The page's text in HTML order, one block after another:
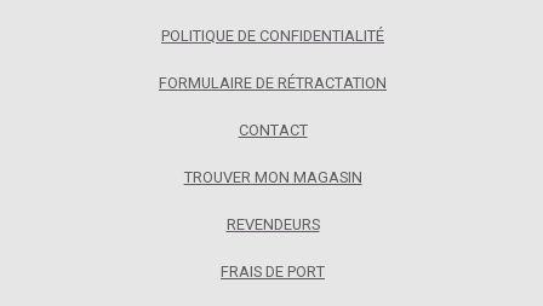
POLITIQUE DE CONFIDENTIALITÉ
FORMULAIRE DE RÉTRACTATION
CONTACT
TROUVER MON MAGASIN
REVENDEURS
FRAIS DE PORT